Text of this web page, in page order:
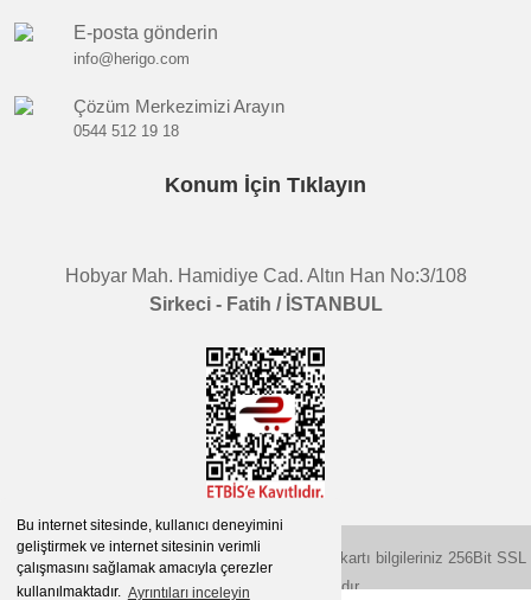
Bu internet sitesinde, kullanıcı deneyimini
geliştirmek ve internet sitesinin verimli
çalışmasını sağlamak amacıyla çerezler
kullanılmaktadır. Ayrıntıları inceleyin
E-posta gönderin
info@herigo.com
Çözüm Merkezimizi Arayın
0544 512 19 18
Konum İçin Tıklayın
Hobyar Mah. Hamidiye Cad. Altın Han No:3/108
Sirkeci - Fatih / İSTANBUL
2015 © herigo.com | Tüm Hakları Saklıdır. Kredi kartı bilgileriniz 256Bit SSL
sertifikası ile korunmaktadır.